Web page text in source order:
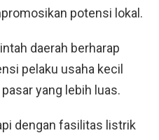
potensi lokal.
daerah berharap
pelaku usaha kecil
yang lebih luas.
dengan fasilitas listrik